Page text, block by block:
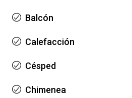
Balcón
Calefacción
Césped
Chimenea